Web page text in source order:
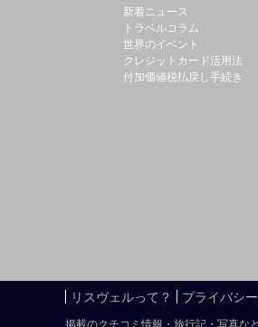
新着ニュース
トラベルコラム
世界のイベント
クレジットカード活用法
付加価値税払戻し手続き
リスヴェルって？ プライバシ
掲載のクチコミ情報・旅行記・写真な